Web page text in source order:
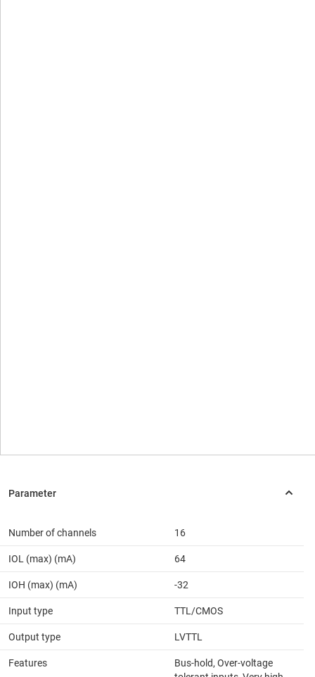
Number of channels 16
IOL (max) (mA) 64
IOH (max) (mA) -32
Input type TTL/CMOS
Output type LVTTL
Features
Bus-hold, Over-voltage